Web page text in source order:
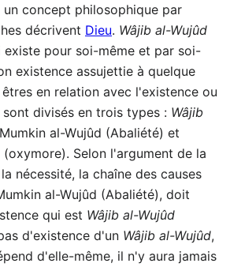
un concept philosophique par
décrivent Dieu. Wâjib al-Wujûd
existe pour soi-même et par soi-
existence assujettie à quelque
en relation avec l'existence ou
divisés en trois types : Wâjib
al-Wujûd (Abaliété) et
Selon l'argument de la
nécessité, la chaîne des causes
al-Wujûd (Abaliété), doit
qui est Wâjib al-Wujûd
d'existence d'un Wâjib al-Wujûd,
d'elle-même, il n'y aura jamais